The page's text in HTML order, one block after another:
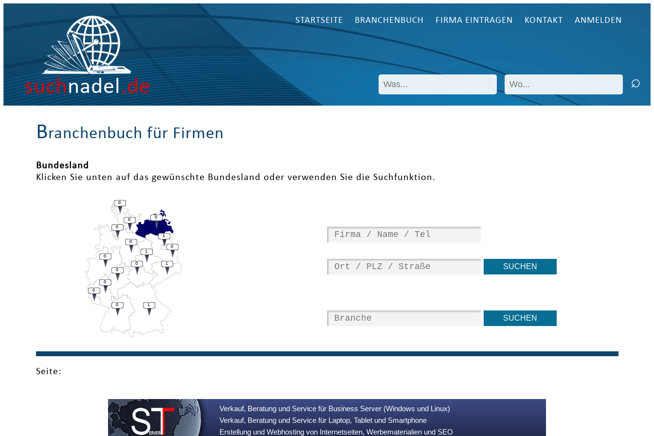
suchnadel.de
STARTSEITE BRANCHENBUCH FIRMA EINTRAGEN KONTAKT ANMELDEN
Branchenbuch für Firmen
Bundesland
Klicken Sie unten auf das gewünschte Bundesland oder verwenden Sie die Suchfunktion.
1
0
0
1
1
0
0
0
0
0
0
0
0
0
0
1
Seite:
Verkauf, Beratung und Service für Business Server (Windows und Linux)
Verkauf, Beratung und Service für Laptop, Tablet und Smartphone
Erstellung und Webhosting von Internetseiten, Werbematerialien und SEO